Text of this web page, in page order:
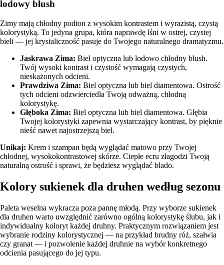
lodowy blush
Zimy mają chłodny podton z wysokim kontrastem i wyrazistą, czystą
kolorystyką. To jedyna grupa, która naprawdę lśni w ostrej, czystej
bieli — jej krystaliczność pasuje do Twojego naturalnego dramatyzmu.
Jaskrawa Zima: Biel optyczna lub lodowo chłodny blush.
Twój wysoki kontrast i czystość wymagają czystych,
nieskażonych odcieni.
Prawdziwa Zima: Biel optyczna lub biel diamentowa. Ostrość
tych odcieni odzwierciedla Twoją odważną, chłodną
kolorystykę.
Głęboka Zima: Biel optyczna lub biel diamentowa. Głębia
Twojej kolorystyki zapewnia wystarczający kontrast, by pięknie
nieść nawet najostrzejszą biel.
Unikaj: Krem i szampan będą wyglądać matowo przy Twojej
chłodnej, wysokokontrastowej skórze. Ciepłe ecru złagodzi Twoją
naturalną ostrość i sprawi, że będziesz wyglądać blado.
Kolory sukienek dla druhen według sezonu
Paleta weselna wykracza poza pannę młodą. Przy wyborze sukienek
dla druhen warto uwzględnić zarówno ogólną kolorystykę ślubu, jak i
indywidualny koloryt każdej druhny. Praktycznym rozwiązaniem jest
wybranie rodziny kolorystycznej — na przykład brudny róż, szałwia
czy granat — i pozwolenie każdej druhnie na wybór konkretnego
odcienia pasującego do jej typu.